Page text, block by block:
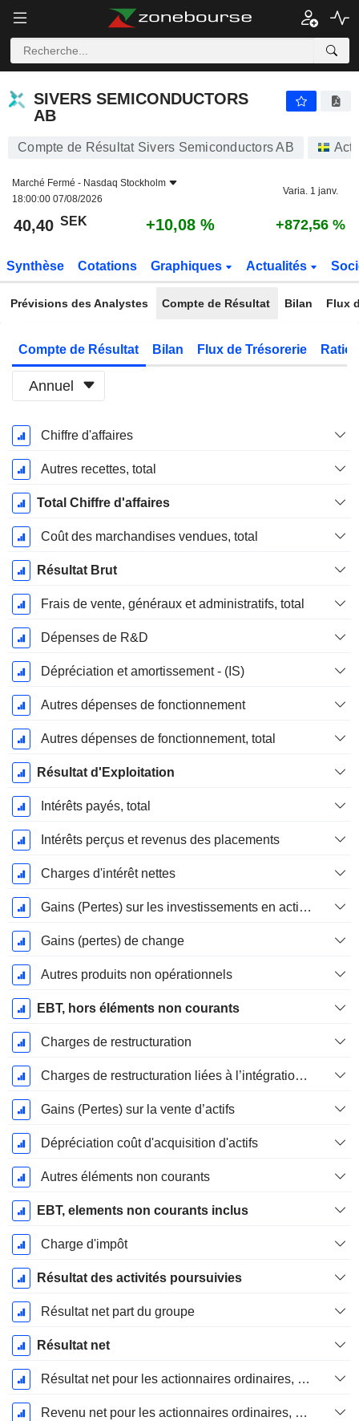
SIVERS SEMICONDUCTORS
AB
Compte de Résultat Sivers Semiconductors AB
Marché Fermé - Nasdaq Stockholm
18:00:00 07/08/2026
Varia. 1 janv.
40,40 SEK +10,08 % +872,56 %
Synthèse Cotations Graphiques Actualités
Prévisions des Analystes Compte de Résultat Bilan Flux
Compte de Résultat Bilan Flux de Trésorerie
Annuel
Période
Fiscale:
Décembre
Chiffre d'affaires
Autres recettes, total
Total Chiffre d'affaires
Coût des marchandises vendues, total
Résultat Brut
Frais de vente, généraux et administratifs, total
Dépenses de R&D
Dépréciation et amortissement - (IS)
Autres dépenses de fonctionnement
Autres dépenses de fonctionnement, total
Résultat d'Exploitation
Intérêts payés, total
Intérêts perçus et revenus des placements
Charges d'intérêt nettes
Gains (Pertes) sur les investissements en actions
Gains (pertes) de change
Autres produits non opérationnels
EBT, hors éléments non courants
Charges de restructuration
Charges de restructuration liées à l’intégration d’une nouvelle activité (Fusions, Acquisitions)
Gains (Pertes) sur la vente d’actifs
Dépréciation coût d'acquisition d'actifs
Autres éléments non courants
EBT, elements non courants inclus
Charge d'impôt
Résultat des activités poursuivies
Résultat net part du groupe
Résultat net
Résultat net pour les actionnaires ordinaires, éléments exceptionnels inclus.
Revenu net pour les actionnaires ordinaires, hors éléments exceptionnelsRésultat net pour les actionnaires ordinaires, éléments exceptionnels exclus.